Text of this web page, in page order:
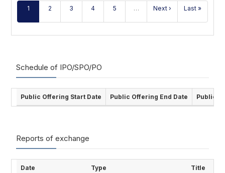
1 2 3 4 5 … Next › Last »
Schedule of IPO/SPO/PO
Public Offering Start Date Public Offering End Date Public
Reports of exchange
Date Type Title